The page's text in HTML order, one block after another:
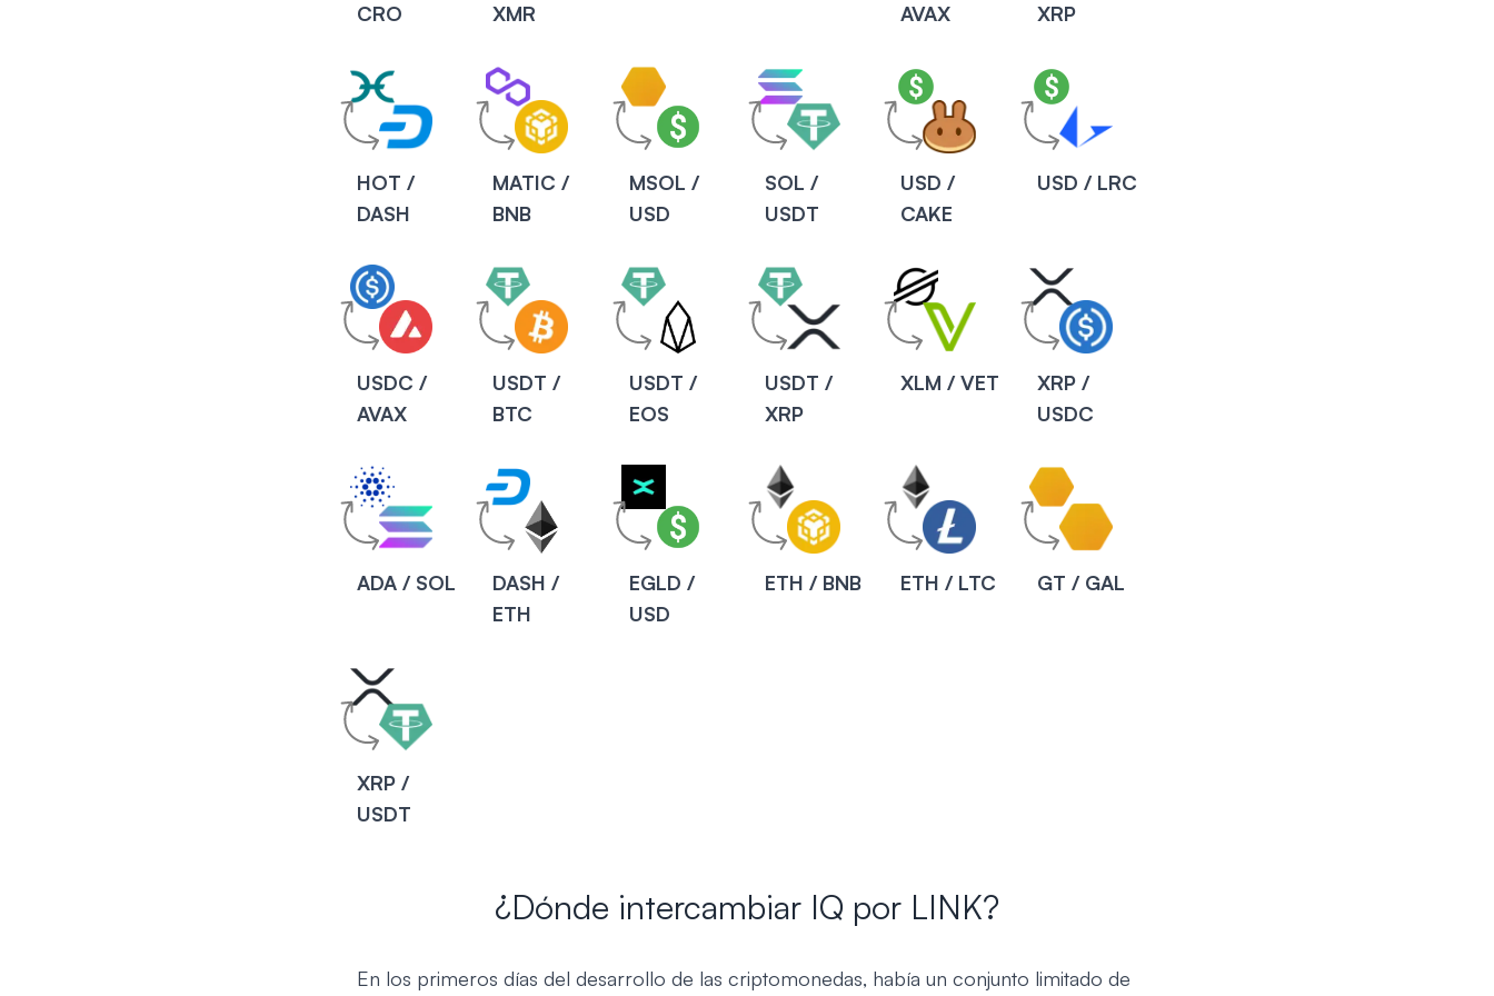
CRO
XMR
AVAX
XRP
HOT /
DASH
MATIC /
BNB
MSOL /
USD
SOL /
USDT
USD /
CAKE
USD / LRC
USDC /
AVAX
USDT /
BTC
USDT /
EOS
USDT /
XRP
XLM / VET
XRP /
USDC
ADA / SOL
DASH /
ETH
EGLD /
USD
ETH / BNB ETH / LTC GT / GAL
XRP /
USDT
¿Dónde intercambiar IQ por LINK?
En los primeros días del desarrollo de las criptomonedas, había un conjunto limitado de